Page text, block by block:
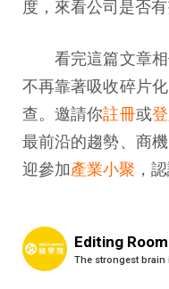
度，來看公司是否有
看完這篇文章相
不再靠著吸收碎片
查。邀請你註冊或
最前沿的趨勢、商
迎參加產業小聚 ，
Editing Room
The strongest